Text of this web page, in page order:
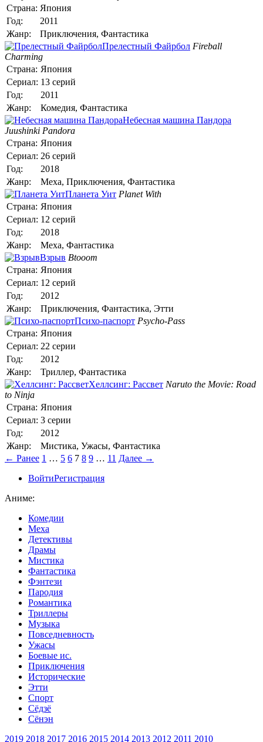
Страна: Япония
Год:
2011
Жанр:
Приключения, Фантастика
Прелестный Файрбол Fireball
Charming
Страна: Япония
Сериал: 13 серий
Год:
2011
Жанр:
Комедия, Фантастика
Небесная машина Пандора
Juushinki Pandora
Страна: Япония
Сериал: 26 серий
Год:
2018
Жанр:
Меха, Приключения, Фантастика
Планета Уит Planet With
Страна: Япония
Сериал: 12 серий
Год:
2018
Жанр:
Меха, Фантастика
Взрыв Btooom
Страна: Япония
Сериал: 12 серий
Год:
2012
Жанр:
Приключения, Фантастика, Этти
Психо-паспорт Psycho-Pass
Страна: Япония
Сериал: 22 серии
Год:
2012
Жанр:
Триллер, Фантастика
Хеллсинг: Рассвет Naruto the Movie: Road
to Ninja
Страна: Япония
Сериал: 3 серии
Год:
2012
Жанр:
Мистика, Ужасы, Фантастика
← Ранее 1 … 5 6 7 8 9 … 11 Далее →
ВойтиРегистрация
Аниме:
Комедии
Меха
Детективы
Драмы
Мистика
Фантастика
Фэнтези
Пародия
Романтика
Триллеры
Музыка
Повседневность
Ужасы
Боевые ис.
Приключения
Исторические
Этти
Спорт
Сёдзё
Сёнэн
2019 2018 2017 2016 2015 2014 2013 2012 2011 2010